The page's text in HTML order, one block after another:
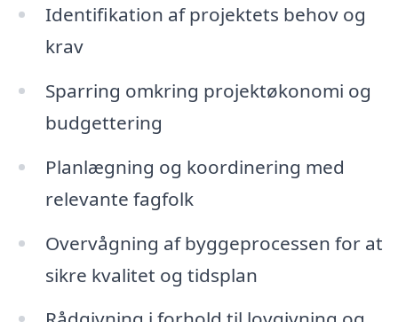
Identifikation af projektets behov og
krav
Sparring omkring projektøkonomi og
budgettering
Planlægning og koordinering med
relevante fagfolk
Overvågning af byggeprocessen for at
sikre kvalitet og tidsplan